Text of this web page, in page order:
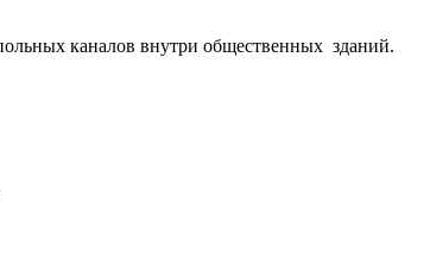
каналов внутри общественных зданий.